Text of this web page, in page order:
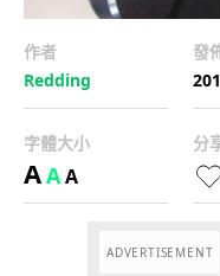
作者
Redding
發
字體大小
AAA
分
ADVERTISEMENT